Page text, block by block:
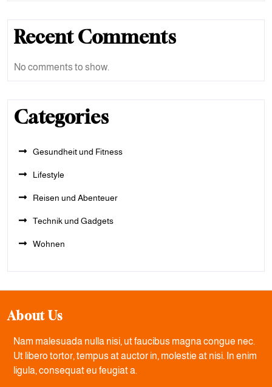
Recent Comments
No comments to show.
Categories
Gesundheit und Fitness
Lifestyle
Reisen und Abenteuer
Technik und Gadgets
Wohnen
About Us
Nam malesuada nulla nisi, ut faucibus magna congue nec.
Ut libero tortor, tempus at auctor in, molestie at nisi. In enim
ligula, consequat eu feugiat a.